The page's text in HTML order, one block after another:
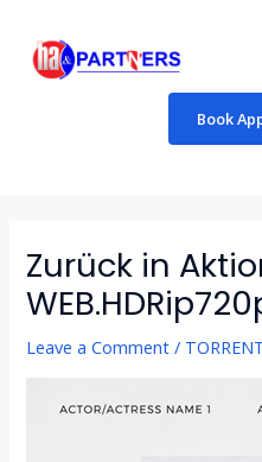
content
Book
Zurück in
Leave a Comment /